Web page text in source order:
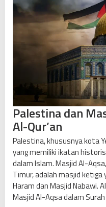
a
M
e
u
r
u
t
s
m
?
Palestina dan
Al-Qur’an
Palestina, khususnya kota
yang memiliki ikatan
dalam Islam. Masjid Al-
Timur, adalah masjid ketiga
Haram dan Masjid Nabawi.
Masjid Al-Aqsa dalam